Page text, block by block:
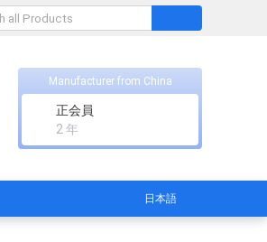
Manufacturer from China
正会員
2 年
日本語